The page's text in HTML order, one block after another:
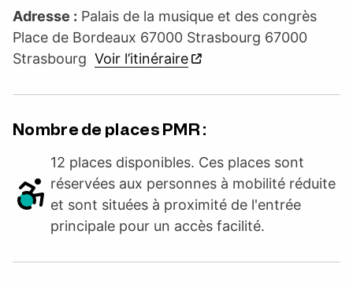
Adresse : Palais de la musique et des congrès
Place de Bordeaux 67000 Strasbourg 67000
Strasbourg Voir l’itinéraire
Nombre de places PMR :
12 places disponibles. Ces places sont
réservées aux personnes à mobilité réduite
et sont situées à proximité de l'entrée
principale pour un accès facilité.